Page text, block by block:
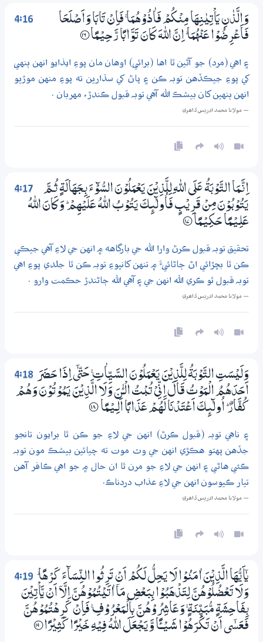
4:16
وَالَّذٰنِ يَاْتِيٰنِھَا مِنْكُمْ فَاٰذُوْھُمَا ۚ فَاِنْ تَابَا وَاَصْلَحَا
فَاَعْرِضُوْا عَنْهُمَا ۭ اِنَّ اللّٰهَ كَانَ تَوَّابًا رَّحِـيْـمًا ؀16
۽ اهي (مرد) جو آڻين ٿا اها (برائي) اوهان مان پوءِ ايذايو انهن ٻنهي
کي پوءِ جيڪڏهن توبہ ڪن ۽ پاڻ کي سڌارين ته پوءِ منهن موڙيو
انهن ٻنهين کان بيشڪ الله آهي توبہ قبول ڪندڙ، مهربان .
— مولانا محمد ادريس ڏاھري
4:17
اِنَّـمَا التَّوْبَةُ عَلَي اللّٰهِ لِلَّذِيْنَ يَعْمَلُوْنَ السُّوْۗءَ بِـجَهَالَةٍ ثُـمَّ
يَتُوْبُوْنَ مِنْ قَرِيْبٍ فَاُولٰۗىِٕكَ يَتُوْبُ اللّٰهُ عَلَيْھِمْ ۭ وَكَانَ اللّٰهُ
عَلِــيْـمًا حَكِـيْـمًا
؀17
تحقيق توبہ قبول ڪرڻ وارا الله جي بارگاهه ۾ انهن جي لاءِ آهي جيڪي
ڪن ٿا بڇڙائي اڻ ڄاڻائيءَ ۾ تنهن کانپوءِ توبہ ڪن ٿا جلدي پوءِ اهي
توبہ قبول ٿو ڪري الله انهن جي ۽ آهي الله ڄاڻندڙ حڪمت وارو .
— مولانا محمد ادريس ڏاھري
4:18
وَلَيْسَتِ التَّوْبَةُ لِلَّذِيْنَ يَعْمَلُوْنَ السَّـيِّاٰتِ ۚ ﱑ اِذَا حَضَرَ
اَحَدَھُمُ الْمَوْتُ قَالَ اِنِّىْ تُبْتُ الْــٰٔنَ وَلَا الَّذِيْنَ يَـمُوْتُوْنَ وَھُمْ
كُفَّارٌ ۭ اُولٰۗىِٕكَ اَعْتَدْنَا لَھُمْ عَذَابًا اَلِـــيْـمًا
؀18
۽ ناهي توبہ (قبول ڪرڻ) انهن جي لاءِ جو ڪن ٿا برايون تانجو
جڏهن پهتو هڪڙي انهن جي وٽ موت ته چيائين بيشڪ مون توبہ
ڪئي هاڻي ۽ انهن جي لاءِ جو مرن ٿا ان حال ۾ جو اهي ڪافر آهن
تيار ڪيوسون انهن جي لاءِ عذاب دردناڪ.
— مولانا محمد ادريس ڏاھري
4:19
يٰٓاَيُّھَا الَّذِيْنَ اٰمَنُوْا لَا يَـحِلُّ لَكُمْ اَنْ تَرِثُوا النِّسَاۗءَ كَرْهًا ۭ
وَلَا تَعْضُلُوْھُنَّ لِتَذْهَبُوْا بِبَعْضِ مَآ اٰتَيْتُمُوْھُنَّ اِلَّآ اَنْ يَّاْتِيْنَ
بِفَاحِشَةٍ مُّبَيِّنَةٍ ۚ وَعَاشِرُوْھُنَّ بِالْمَعْرُوْفِ ۚ فَاِنْ كَرِھْتُمُوْھُنَّ
فَعَسٰٓى اَنْ تَكْرَهُوْا شَـيْـــــًٔـا وَّيَـجْعَلَ اللّٰهُ فِيْهِ خَيْرًا كَثِيْرًا ؀19